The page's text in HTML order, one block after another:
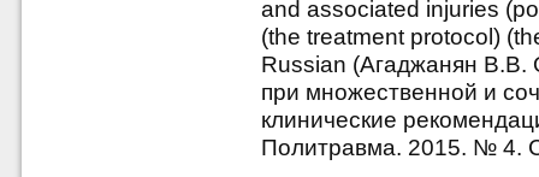
and associated injuries
(the treatment protocol)
Russian (Агаджанян В.В.
при множественной и
клинические
Политравма. 2015. № 4.